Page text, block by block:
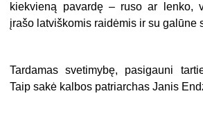
kiekvieną pavardę – ruso ar lenko,
įrašo latviškomis raidėmis ir su galūne
Tardamas svetimybę, pasigauni
Taip sakė kalbos patriarchas Janis